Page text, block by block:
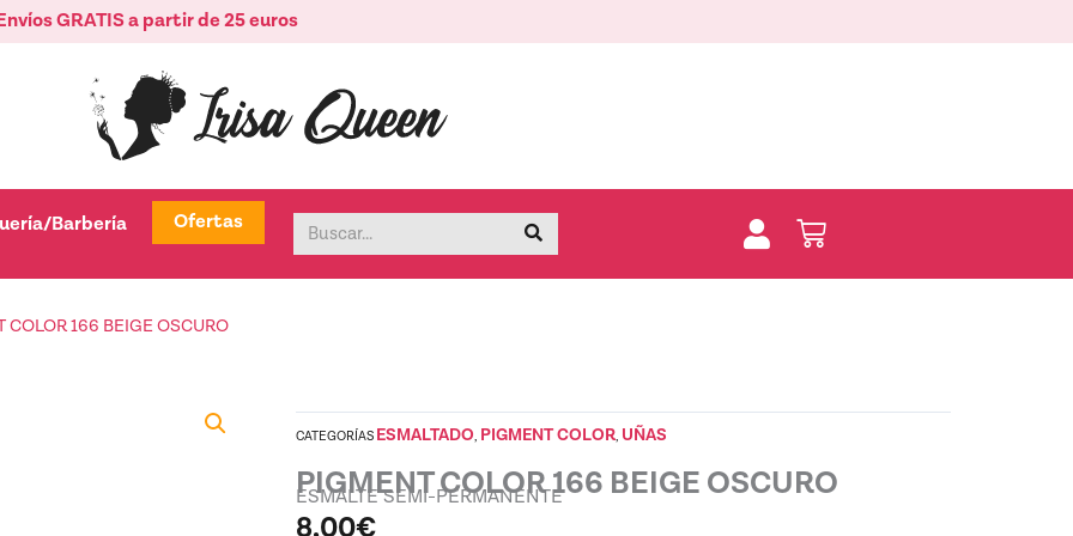
GRATIS a partir de 25 euros
Barbería Abrir Peluquería/Barbería
Ofertas Buscar Buscar Carrito
COLOR 166 BEIGE OSCURO
CATEGORÍAS ESMALTADO, PIGMENT COLOR, UÑAS
PIGMENT COLOR 166 BEIGE OSCURO
ESMALTE SEMI-PERMANENTE
8,00€